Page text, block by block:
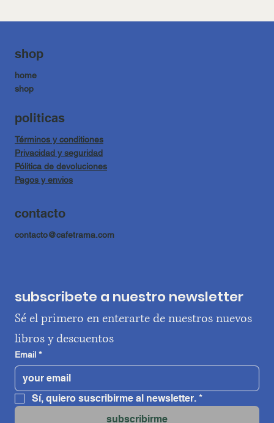
shop
home
shop
politicas
Términos y conditiones
Privacidad y seguridad
Pólitica de devoluciones
Pagos y envios
contacto
contacto@cafetrama.com
subscribete a nuestro newsletter
Sé el primero en enterarte de nuestros nuevos
libros y descuentos
Email *
Sí, quiero suscribirme al newsletter. *
subscribirme